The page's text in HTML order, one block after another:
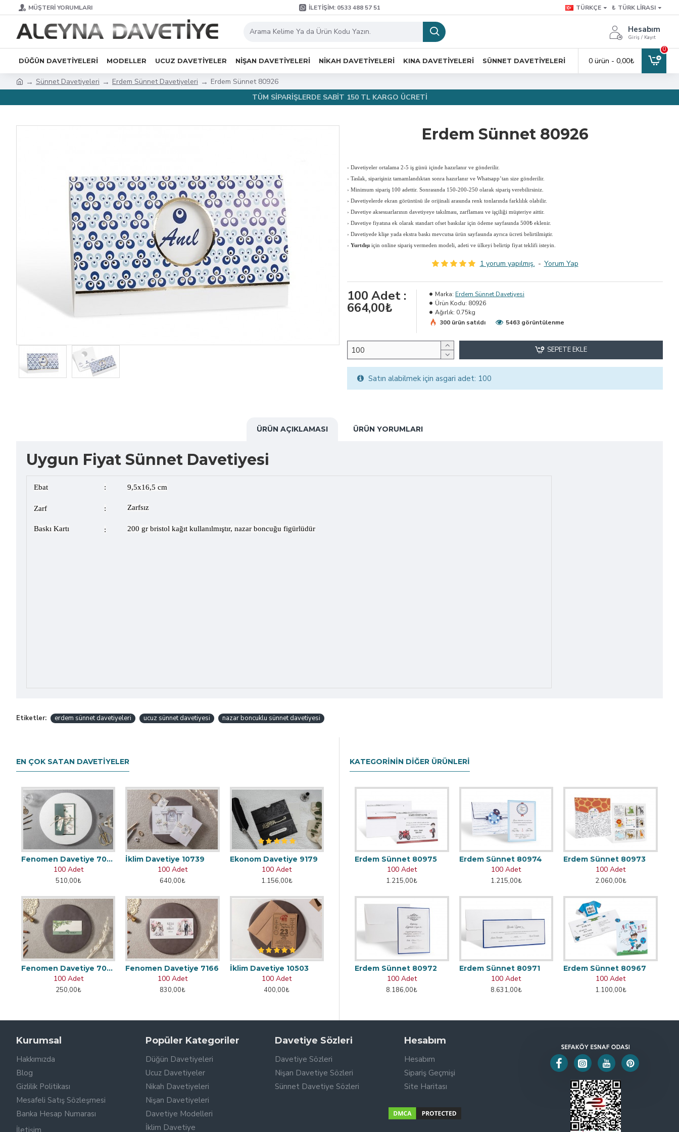
MÜŞTERI YORUMLARI İLETIŞIM: 0533 488 57 51 TÜRKÇE ₺ TÜRK LIRASI
Hesabım
Giriş / Kayıt
DÜĞÜN DAVETIYELERI MODELLER UCUZ DAVETIYELER NIŞAN DAVETIYELERI NIKAH DAVETIYELERI KINA DAVETIYELERI SÜNNET DAVETIYELERI 0 ürün - 0,00₺
0
Sünnet Davetiyeleri Erdem Sünnet Davetiyeleri
Erdem Sünnet 80926
TÜM SİPARİŞLERDE SABİT 150 TL KARGO ÜCRETİ
Erdem Sünnet 80926
› Davetiyeler ortalama 2-5 iş günü içinde hazırlanır ve gönderilir.
› Taslak, siparişiniz tamamlandıktan sonra hazırlanır ve Whatsapp’tan size gönderilir.
› Minimum sipariş 100 adettir. Sonrasında 150-200-250 olarak sipariş verebilirsiniz.
› Davetiyelerde ekran görüntüsü ile orijinali arasında renk tonlarında farklılık olabilir.
› Davetiye aksesuarlarının davetiyeye takılması, zarflaması ve işçiliği müşteriye aittir.
› Davetiye fiyatına ek olarak standart ofset baskılar için ödeme sayfasında 500₺ eklenir.
› Davetiyede klişe yada ekstra baskı mevcutsa ürün sayfasında ayrıca ücreti belirtilmiştir.
› Yurtdışı için online sipariş vermeden modeli, adeti ve ülkeyi belirtip fiyat teklifi isteyin.
1 yorum yapılmış. - Yorum Yap
100 Adet :
664,00₺
Marka: Erdem Sünnet Davetiyesi
Ürün Kodu: 80926
Ağırlık: 0.75kg
300 ürün satıldı
5463 görüntülenme
SEPETE EKLE
Satın alabilmek için asgari adet: 100
ÜRÜN AÇIKLAMASI ÜRÜN YORUMLARI
Uygun Fiyat Sünnet Davetiyesi
Ebat : 9,5x16,5 cm
Zarf : Zarfsız
Baskı Kartı : 200 gr bristol kağıt kullanılmıştır, nazar boncuğu figürlüdür
Etiketler: erdem sünnet davetiyeleri ucuz sünnet davetiyesi nazar boncuklu sünnet davetiyesi
EN ÇOK SATAN DAVETIYELER
Fenomen Davetiye 7002
100 Adet
510,00₺
İklim Davetiye 10739
100 Adet
640,00₺
Ekonom Davetiye 9179
100 Adet
1.156,00₺
Fenomen Davetiye 7048
100 Adet
250,00₺
Fenomen Davetiye 7166
100 Adet
830,00₺
İklim Davetiye 10503
100 Adet
400,00₺
KATEGORININ DIĞER ÜRÜNLERI
Erdem Sünnet 80975
100 Adet
1.215,00₺
Erdem Sünnet 80974
100 Adet
1.215,00₺
Erdem Sünnet 80973
100 Adet
2.060,00₺
Erdem Sünnet 80972
100 Adet
8.186,00₺
Erdem Sünnet 80971
100 Adet
8.631,00₺
Erdem Sünnet 80967
100 Adet
1.100,00₺
Kurumsal
Hakkımızda
Blog
Gizlilik Politikası
Mesafeli Satış Sözleşmesi
Banka Hesap Numarası
Popüler Kategoriler
Düğün Davetiyeleri
Ucuz Davetiyeler
Nikah Davetiyeleri
Nişan Davetiyeleri
Davetiye Modelleri
İklim Davetiye
Davetiye Sözleri
Davetiye Sözleri
Nişan Davetiye Sözleri
Sünnet Davetiye Sözleri
Hesabım
Hesabım
Sipariş Geçmişi
Site Haritası